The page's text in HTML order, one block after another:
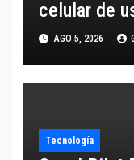
celular de
10,600 mAh
AGO 5, 2026
Tecnología